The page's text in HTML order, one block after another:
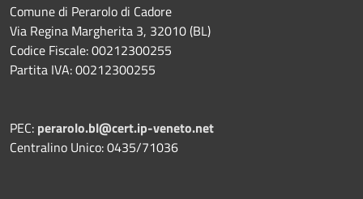
Comune di Perarolo di Cadore
Via Regina Margherita 3, 32010 (BL)
Codice Fiscale: 00212300255
Partita IVA: 00212300255
PEC: perarolo.bl@cert.ip-veneto.net
Centralino Unico: 0435/71036